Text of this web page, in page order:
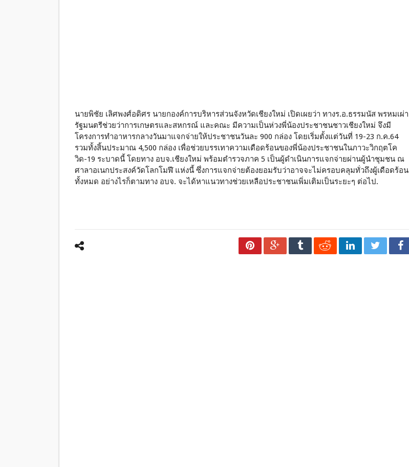
นายพิชัย เลิศพงศ์อดิศร นายกองค์การบริหารส่วนจังหวัดเชียงใหม่ เปิดเผยว่า ทางร.อ.ธรรมนัส พรหมเผ่า
รัฐมนตรีช่วยว่าการเกษตรและสหกรณ์ และคณะ มีความเป็นห่วงพี่น้องประชาชนชาวเชียงใหม่ จึงมี
โครงการทำอาหารกลางวันมาแจกจ่ายให้ประชาชนวันละ 900 กล่อง โดยเริ่มตั้งแต่วันที่ 19-23 ก.ค.64
รวมทั้งสิ้นประมาณ 4,500 กล่อง เพื่อช่วยบรรเทาความเดือดร้อนของพี่น้องประชาชนในภาวะวิกฤตโค
วิด-19 ระบาดนี้ โดยทาง อบจ.เชียงใหม่ พร้อมตำรวจภาค 5 เป็นผู้ดำเนินการแจกจ่ายผ่านผู้นำชุมชน ณ
ศาลาอเนกประสงค์วัดโลกโมฬี แห่งนี้ ซึ่งการแจกจ่ายต้องยอมรับว่าอาจจะไม่ครอบคลุมทั่วถึงผู้เดือดร้อน
ทั้งหมด อย่างไรก็ตามทาง อบจ. จะได้หาแนวทางช่วยเหลือประชาชนเพิ่มเติมเป็นระยะๆ ต่อไป.